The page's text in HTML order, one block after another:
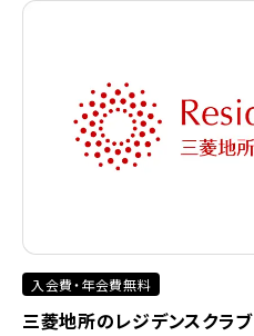
入会費・年会費無料
三菱地所のレジデンスクラブ